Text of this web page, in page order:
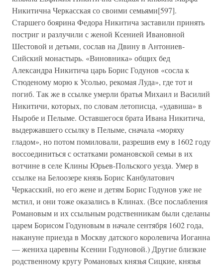
Никитична Черкасская со своими семьями[597].
Старшего боярина Федора Никитича заставили принять
постриг и разлучили с женой Ксенией Ивановной
Шестовой и детьми, сослав на Двину в Антониев-
Сийский монастырь. «Виновника» общих бед
Александра Никитича царь Борис Годунов «сосла к
Стюденому морю к Усолью, рекомая Луда», где тот и
погиб. Так же в ссылке умерли братья Михаил и Василий
Никитичи, которых, по словам летописца, «удавиша» в
Ныробе и Пелыме. Оставшегося брата Ивана Никитича,
выдержавшего ссылку в Пелыме, сначала «моряху
гладом», но потом помиловали, разрешив ему в 1602 году
воссоединиться с остатками романовской семьи в их
вотчине в селе Клины Юрьев-Польского уезда. Умер в
ссылке на Белоозере князь Борис Канбулатович
Черкасский, но его жене и детям Борис Годунов уже не
мстил, и они тоже оказались в Клинах. (Все послабления
Романовым и их ссыльным родственникам были сделаны
царем Борисом Годуновым в начале сентября 1602 года,
накануне приезда в Москву датского королевича Иоганна
— жениха царевны Ксении Годуновой.) Другие близкие
родственному кругу Романовых князья Сицкие, князья